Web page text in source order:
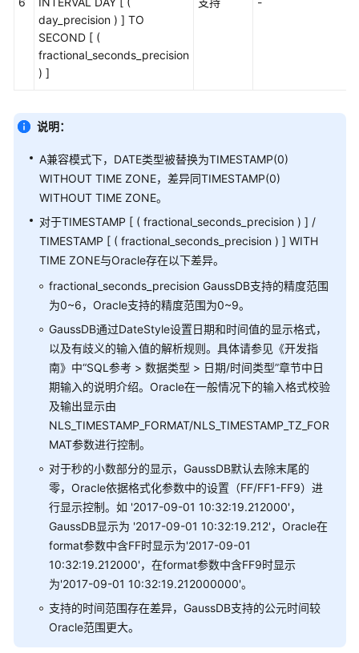
常
见
问
题
频
帮
性
指
南
容
兼
性
参
考
（分
布
式
_V2.0-
8.x）
容
性
参
考
day_precision ) ] TO
SECOND [ (
fractional_seconds_precision
) ]
说明：
A兼容模式下，DATE类型被替换为TIMESTAMP(0)
WITHOUT TIME ZONE，差异同TIMESTAMP(0)
WITHOUT TIME ZONE。
对于TIMESTAMP [ ( fractional_seconds_precision ) ] /
TIMESTAMP [ ( fractional_seconds_precision ) ] WITH
TIME ZONE与Oracle存在以下差异。
fractional_seconds_precision GaussDB支持的精度范围
为0~6，Oracle支持的精度范围为0~9。
GaussDB通过DateStyle设置日期和时间值的显示格式，
以及有歧义的输入值的解析规则。具体请参见《开发指
南》中“SQL参考 > 数据类型 > 日期/时间类型”章节中日
期输入的说明介绍。Oracle在一般情况下的输入格式校验
及输出显示由
NLS_TIMESTAMP_FORMAT/NLS_TIMESTAMP_TZ_FOR
MAT参数进行控制。
对于秒的小数部分的显示，GaussDB默认去除末尾的
零，Oracle依据格式化参数中的设置（FF/FF1-FF9）进
行显示控制。如 '2017-09-01 10:32:19.212000'，
GaussDB显示为 '2017-09-01 10:32:19.212'，Oracle在
format参数中含FF时显示为'2017-09-01
10:32:19.212000'，在format参数中含FF9时显示
为'2017-09-01 10:32:19.212000000'。
支持的时间范围存在差异，GaussDB支持的公元时间较
Oracle范围更大。